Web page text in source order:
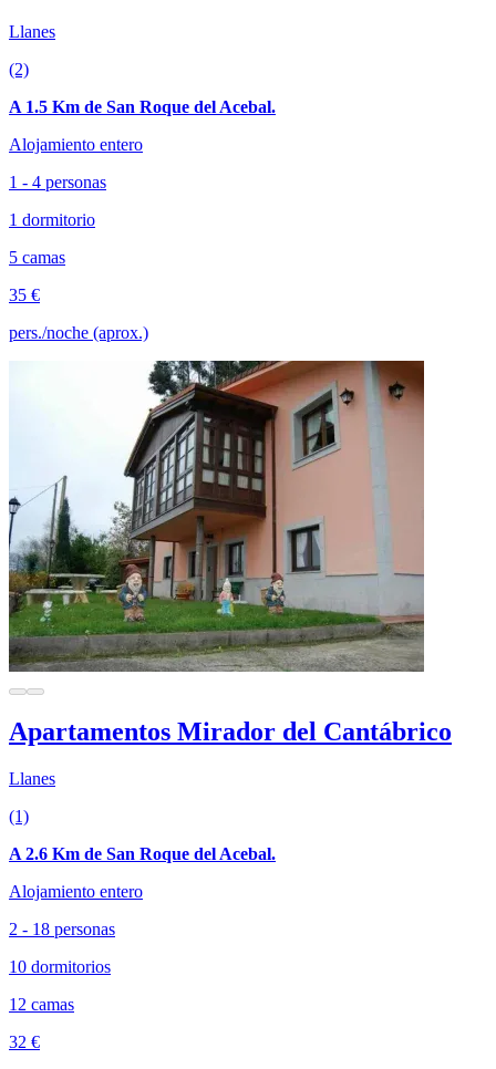
Llanes
(2)
A 1.5 Km de San Roque del Acebal.
Alojamiento entero
1 - 4 personas
1 dormitorio
5 camas
35 €
pers./noche (aprox.)
Apartamentos Mirador del Cantábrico
Llanes
(1)
A 2.6 Km de San Roque del Acebal.
Alojamiento entero
2 - 18 personas
10 dormitorios
12 camas
32 €